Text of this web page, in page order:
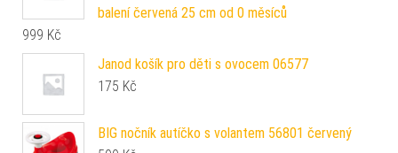
balení červená 25 cm od 0 měsíců
999 Kč
Janod košík pro děti s ovocem 06577
175 Kč
BIG nočník autíčko s volantem 56801 červený